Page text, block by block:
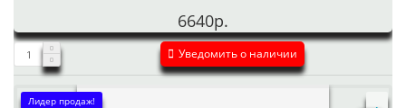
6640р.
Уведомить о наличии
Лидер продаж!